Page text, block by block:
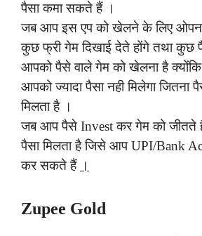
पैसा कमा सकते हैं ।
जब आप इस एप को खेलने के लिए
कुछ फ्री गेम दिखाई देते होंगे तथा कुछ
आपको पैसे वाले गेम को खेलना है
आपको ज्यादा पैसा नही मिलेगा जितना
मिलता है ।
जब आप पैसे Invest कर गेम को जीतते
पैसा मिलता है जिसे आप UPI/Bank
कर सकते हैं ।
Zupee Gold